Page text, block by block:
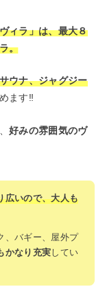
ィラ」は、最大８
。
ウナ、ジャグジー
ます‼︎
好みの雰囲気のヴ
広いので、大人も
、バギー、屋外プ
かなり充実してい